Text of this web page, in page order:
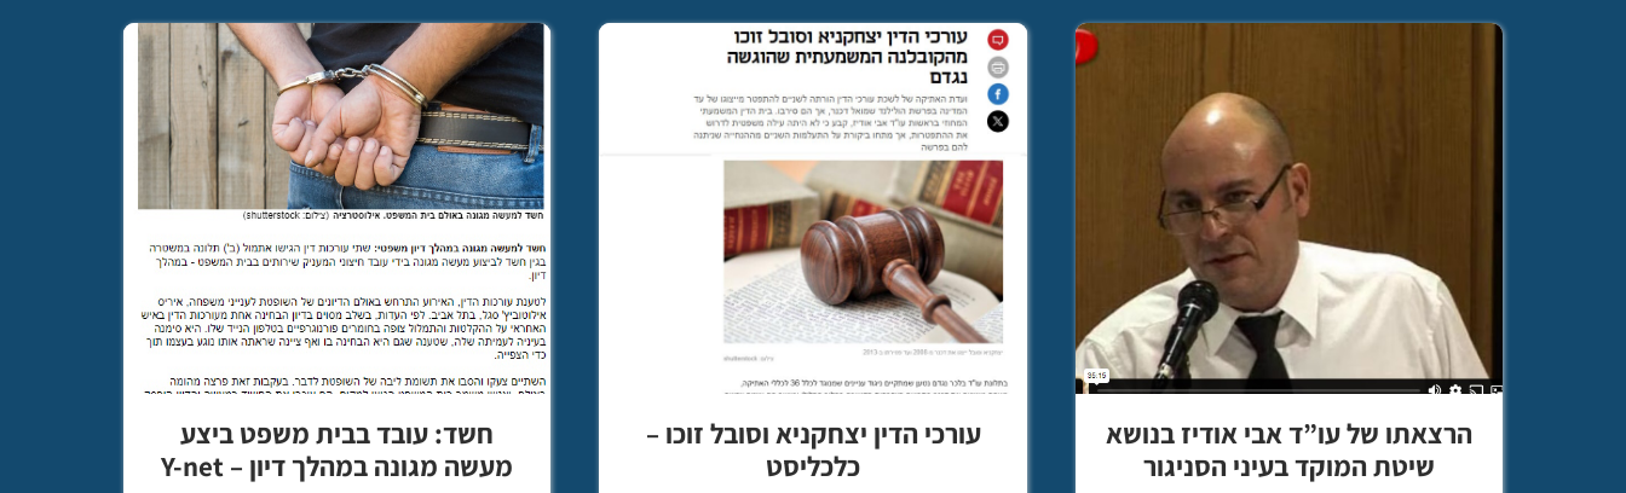
הרצאתו של עו”ד אבי אודיז בנושא
שיטת המוקד בעיני הסניגור
עורכי הדין יצחקניא וסובל זוכו –
כלכליסט
חשד: עובד בבית משפט ביצע
מעשה מגונה במהלך דיון – Y-net